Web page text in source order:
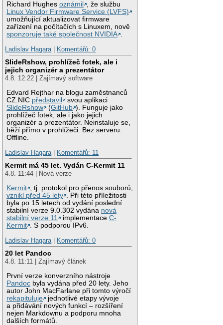
Richard Hughesoznámil
, že službu
Linux Vendor Firmware Service (LVFS)
umožňující aktualizovat firmware
zařízení na počítačích s Linuxem, nově
sponzoruje také společnost NVIDIA .
Ladislav Hagara | Komentářů: 0
SlideRshow, prohlížeč fotek, ale i
jejich organizér a prezentátor
4.8. 12:22 | Zajímavý software
Edvard Rejthar na blogu zaměstnanců
CZ.NIC představil
svou aplikaci
SlideRshow
(GitHub ). Funguje jako
prohlížeč fotek, ale i jako jejich
organizér a prezentátor. Neinstaluje se,
běží přímo v prohlížeči. Bez serveru.
Offline.
Ladislav Hagara | Komentářů: 11
Kermit má 45 let. Vydán C-Kermit 11
4.8. 11:44 | Nová verze
Kermit
, tj. protokol pro přenos souborů,
vznikl před 45 lety
. Při této příležitosti
byla po 15 letech od vydání poslední
stabilní verze 9.0.302 vydána nová
stabilní verze 11
implementaceC-
Kermit
. S podporou IPv6.
Ladislav Hagara | Komentářů: 0
20 let Pandoc
4.8. 11:11 | Zajímavý článek
První verze konverzního nástroje
Pandoc byla vydána před 20 lety. Jeho
autor John MacFarlane při tomto výročí
rekapituluje
jednotlivé etapy vývoje
a přidávání nových funkcí – rozšíření
nejen Markdownu a podporu mnoha
dalších formátů.